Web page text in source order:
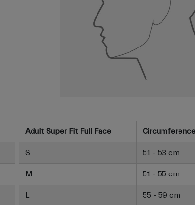
Adult Super Fit Full Face Circumference
S 51 - 53 cm
M 51 - 55 cm
L 55 - 59 cm